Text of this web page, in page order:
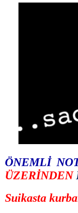
ÖNEMLİ
ÜZERİNDEN
Suikasta